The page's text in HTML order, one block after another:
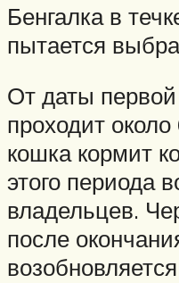
Бенгалка в
пытается
От даты
проходит
кошка кормит
этого периода
владельцев.
после